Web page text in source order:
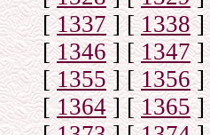
[1337] [1338]
[1346] [1347]
[1355] [1356]
[ 1364] [1365]